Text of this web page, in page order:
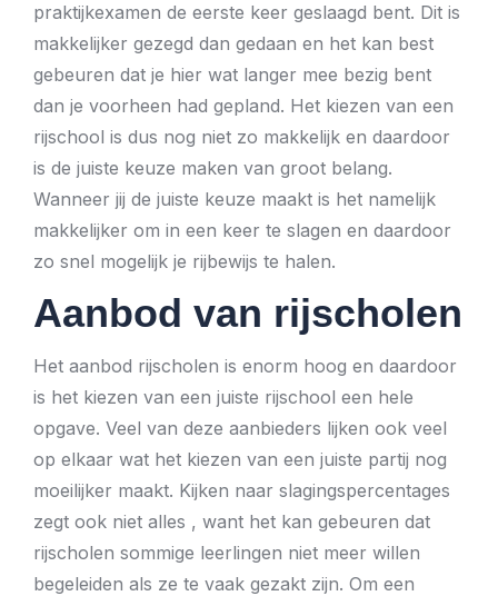
praktijkexamen de eerste keer geslaagd bent. Dit is
makkelijker gezegd dan gedaan en het kan best
gebeuren dat je hier wat langer mee bezig bent
dan je voorheen had gepland. Het kiezen van een
rijschool is dus nog niet zo makkelijk en daardoor
is de juiste keuze maken van groot belang.
Wanneer jij de juiste keuze maakt is het namelijk
makkelijker om in een keer te slagen en daardoor
zo snel mogelijk je rijbewijs te halen.
Aanbod van rijscholen
Het aanbod rijscholen is enorm hoog en daardoor
is het kiezen van een juiste rijschool een hele
opgave. Veel van deze aanbieders lijken ook veel
op elkaar wat het kiezen van een juiste partij nog
moeilijker maakt. Kijken naar slagingspercentages
zegt ook niet alles , want het kan gebeuren dat
rijscholen sommige leerlingen niet meer willen
begeleiden als ze te vaak gezakt zijn. Om een